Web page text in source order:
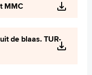
MMC
de blaas. TUR-